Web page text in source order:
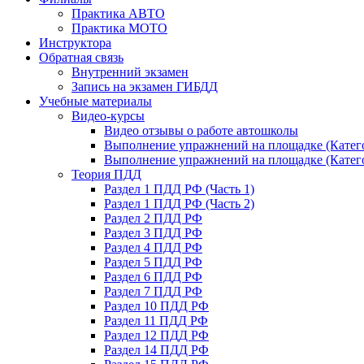
Практика АВТО
Практика МОТО
Инструктора
Обратная связь
Внутренний экзамен
Запись на экзамен ГИБДД
Учебные материалы
Видео-курсы
Видео отзывы о работе автошколы
Выполнение упражнений на площадке
Выполнение упражнений на площадке
Теория ПДД
Раздел 1 ПДД РФ (Часть 1)
Раздел 1 ПДД РФ (Часть 2)
Раздел 2 ПДД РФ
Раздел 3 ПДД РФ
Раздел 4 ПДД РФ
Раздел 5 ПДД РФ
Раздел 6 ПДД РФ
Раздел 7 ПДД РФ
Раздел 10 ПДД РФ
Раздел 11 ПДД РФ
Раздел 12 ПДД РФ
Раздел 14 ПДД РФ